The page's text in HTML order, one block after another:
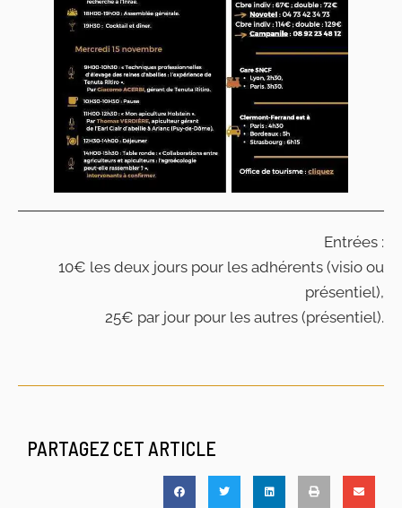
Entrées :
10€ les deux jours pour les adhérents (visio ou
présentiel),
25€ par jour pour les autres (présentiel).
PARTAGEZ CET ARTICLE